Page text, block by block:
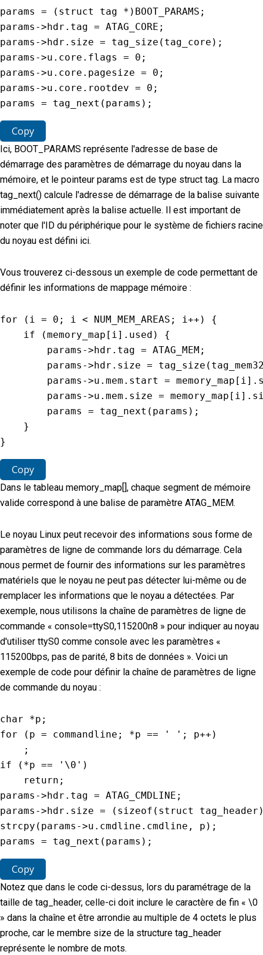
params = ( struct tag * ) BOOT_PARAMS ;
params -> hdr . tag = ATAG_CORE ;
params -> hdr . size = tag_size ( tag_core ) ;
params ->u . core . flags = 0 ;
params ->u . core . pagesize = 0 ;
params ->u . core . rootdev = 0 ;
params = tag_next ( params ) ;
Copy
Ici, BOOT_PARAMS représente l'adresse de base de
démarrage des paramètres de démarrage du noyau dans la
mémoire, et le pointeur params est de type struct tag. La macro
tag_next() calcule l'adresse de démarrage de la balise suivante
immédiatement après la balise actuelle. Il est important de
noter que l'ID du périphérique pour le système de fichiers racine
du noyau est défini ici.
Vous trouverez ci-dessous un exemple de code permettant de
définir les informations de mappage mémoire :
for ( i = 0 ; i < NUM_MEM_AREAS ; i++ )
{
if
(memory_map [ i] . used )
{
        params
-> hdr . tag = ATAG_MEM ;
        params
-> hdr . size = tag_size (
        params
->u . mem . start = memory_map [ i] .
        params
->u . mem . size = memory_map [ i] .
        params
= tag_next ( params ) ;
}
}
Copy
Dans le tableau memory_map[], chaque segment de mémoire
valide correspond à une balise de paramètre ATAG_MEM.
Le noyau Linux peut recevoir des informations sous forme de
paramètres de ligne de commande lors du démarrage. Cela
nous permet de fournir des informations sur les paramètres
matériels que le noyau ne peut pas détecter lui-même ou de
remplacer les informations que le noyau a détectées. Par
exemple, nous utilisons la chaîne de paramètres de ligne de
commande « console=ttyS0,115200n8 » pour indiquer au noyau
d'utiliser ttyS0 comme console avec les paramètres «
115200bps, pas de parité, 8 bits de données ». Voici un
exemple de code pour définir la chaîne de paramètres de ligne
de commande du noyau :
char *p ;
for
( p = commandline ; *p == ' ' ; p++ )
;
if
( *p == '\0' )
return ;
params -> hdr . tag = ATAG_CMDLINE ;
params -> hdr . size = ( sizeof ( struct tag_header
strcpy ( params ->u . cmdline . cmdline , p ) ;
params = tag_next ( params ) ;
Copy
Notez que dans le code ci-dessus, lors du paramétrage de la
taille de tag_header, celle-ci doit inclure le caractère de fin « \0
» dans la chaîne et être arrondie au multiple de 4 octets le plus
proche, car le membre size de la structure tag_header
représente le nombre de mots.